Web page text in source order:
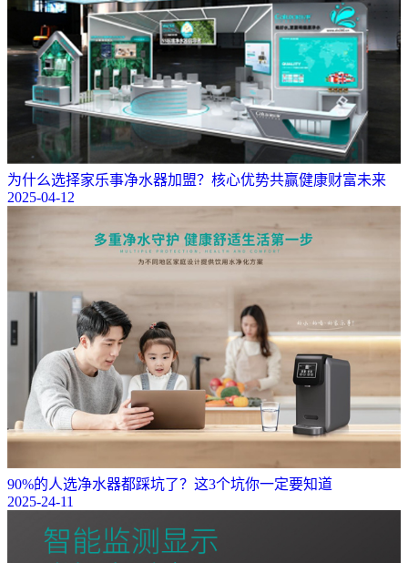
为什么选择家乐事净水器加盟？核心优势共赢健康财富未来
2025-04-12
90%的人选净水器都踩坑了？这3个坑你一定要知道
2025-24-11